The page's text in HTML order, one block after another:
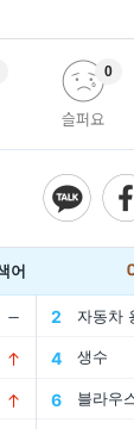
슬퍼요
0